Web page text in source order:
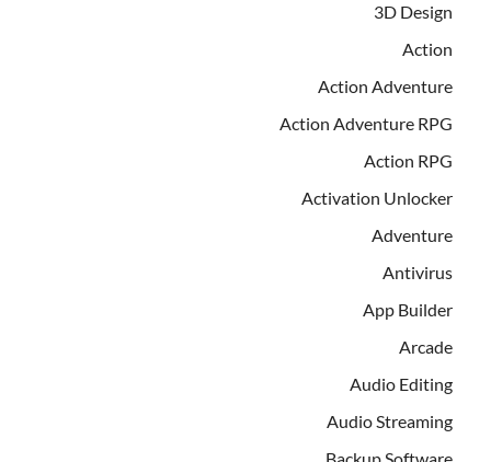
3D Design
Action
Action Adventure
Action Adventure RPG
Action RPG
Activation Unlocker
Adventure
Antivirus
App Builder
Arcade
Audio Editing
Audio Streaming